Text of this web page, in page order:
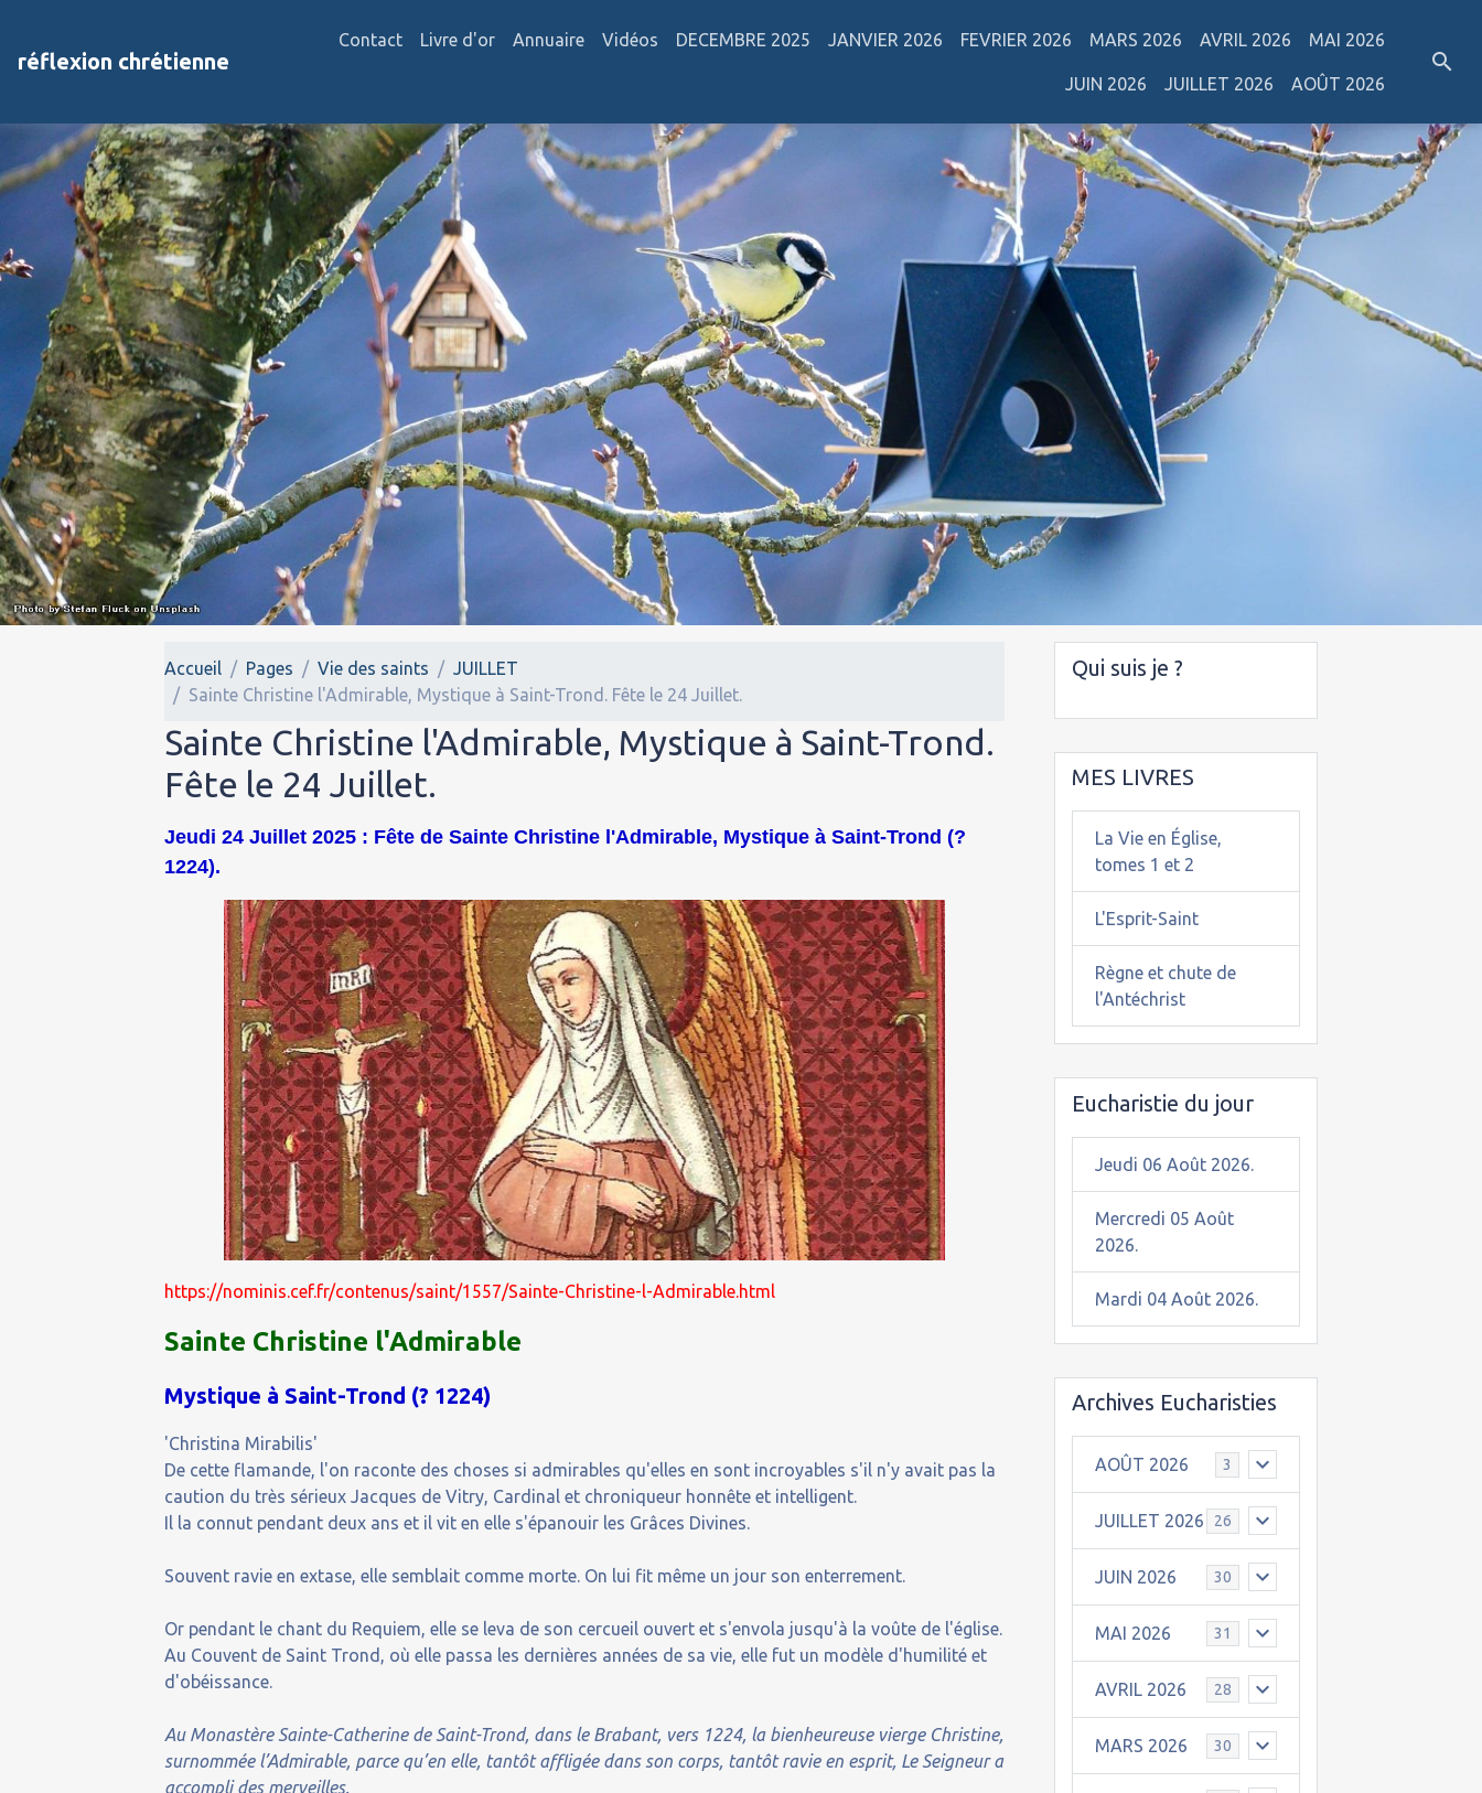
réflexion chrétienne
Contact Livre d'or Annuaire Vidéos DECEMBRE 2025 JANVIER 2026 FEVRIER 2026 MARS 2026 AVRIL 2026 MAI 2026
JUIN 2026 JUILLET 2026 AOÛT 2026
Accueil Pages Vie des saints
JUILLET
Sainte Christine l'Admirable, Mystique à Saint-Trond. Fête le 24 Juillet.
Sainte Christine l'Admirable, Mystique à Saint-Trond.
Fête le 24 Juillet.
Jeudi 24 Juillet 2025 : Fête de Sainte Christine l'Admirable, Mystique à Saint-Trond (?
1224).
https://nominis.cef.fr/contenus/saint/1557/Sainte-Christine-l-Admirable.html
Sainte Christine l'Admirable
Mystique à Saint-Trond (? 1224)
'Christina Mirabilis'
De cette flamande, l'on raconte des choses si admirables qu'elles en sont incroyables s'il n'y avait pas la
caution du très sérieux Jacques de Vitry, Cardinal et chroniqueur honnête et intelligent.
Il la connut pendant deux ans et il vit en elle s'épanouir les Grâces Divines.
Souvent ravie en extase, elle semblait comme morte. On lui fit même un jour son enterrement.
Or pendant le chant du Requiem, elle se leva de son cercueil ouvert et s'envola jusqu'à la voûte de l'église.
Au Couvent de Saint Trond, où elle passa les dernières années de sa vie, elle fut un modèle d'humilité et
d'obéissance.
Au Monastère Sainte-Catherine de Saint-Trond, dans le Brabant, vers 1224, la bienheureuse vierge Christine,
surnommée l’Admirable, parce qu’en elle, tantôt affligée dans son corps, tantôt ravie en esprit, Le Seigneur a
accompli des merveilles.
Qui suis je ?
MES LIVRES
La Vie en Église,
tomes 1 et 2
L'Esprit-Saint
Règne et chute de
l'Antéchrist
Eucharistie du jour
Jeudi 06 Août 2026.
Mercredi 05 Août
2026.
Mardi 04 Août 2026.
Archives Eucharisties
AOÛT 2026 3
JUILLET 2026 26
JUIN 2026 30
MAI 2026 31
AVRIL 2026 28
MARS 2026 30